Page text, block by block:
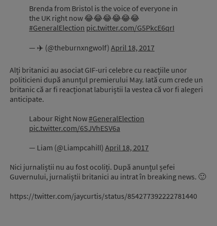
Brenda from Bristol is the voice of everyone in
the UK right now 😂😂😂😂😂😂
#GeneralElection pic.twitter.com/G5PkcE6qrI
— ✈️ (@theburnxngwolf) April 18, 2017
Alți britanici au asociat GIF-uri celebre cu reacțiile unor
politicieni după anunțul premierului May. Iată cum crede un
britanic că ar fi reacționat laburiștii la vestea că vor fi alegeri
anticipate.
Labour Right Now#GeneralElection
pic.twitter.com/6SJVhESV6a
— Liam (@Liampcahill) April 18, 2017
Nici jurnaliștii nu au fost ocoliți. După anunțul șefei
Guvernului, jurnaliștii britanici au intrat în breaking news. 🙂
https://twitter.com/jaycurtis/status/854277392222781440